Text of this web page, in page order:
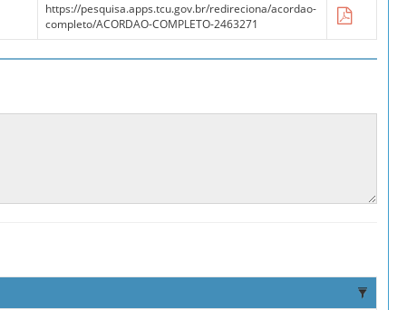
https://pesquisa.apps.tcu.gov.br/redireciona/acordao-
completo/ACORDAO-COMPLETO-2463271